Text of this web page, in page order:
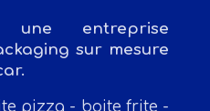
une entreprise
sur mesure
pizza - boite frite -